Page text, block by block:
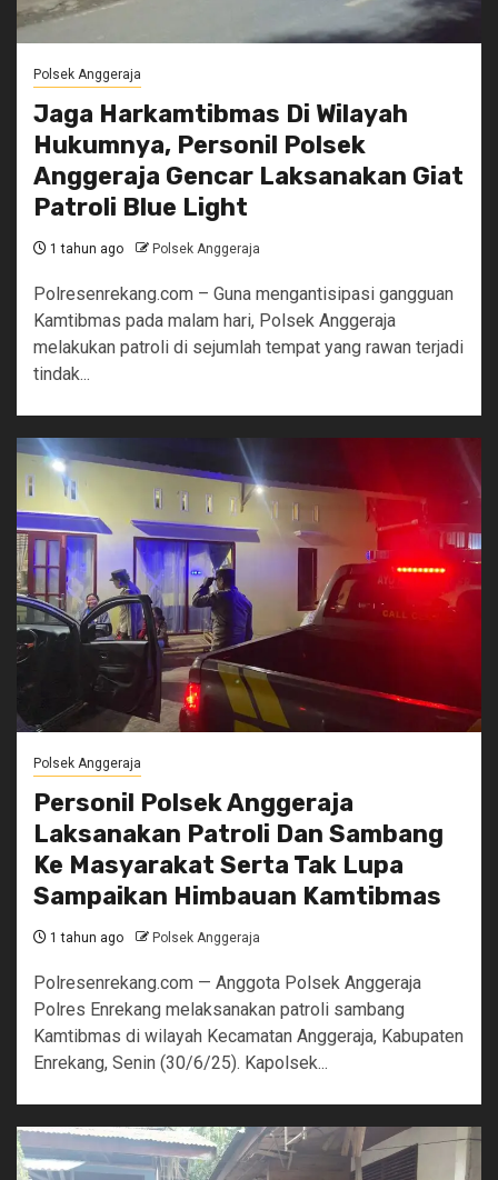
Polsek Anggeraja
Jaga Harkamtibmas Di Wilayah
Hukumnya, Personil Polsek
Anggeraja Gencar Laksanakan Giat
Patroli Blue Light
1 tahun ago Polsek Anggeraja
Polresenrekang.com – Guna mengantisipasi gangguan
Kamtibmas pada malam hari, Polsek Anggeraja
melakukan patroli di sejumlah tempat yang rawan terjadi
tindak...
Polsek Anggeraja
Personil Polsek Anggeraja
Laksanakan Patroli Dan Sambang
Ke Masyarakat Serta Tak Lupa
Sampaikan Himbauan Kamtibmas
1 tahun ago Polsek Anggeraja
Polresenrekang.com — Anggota Polsek Anggeraja
Polres Enrekang melaksanakan patroli sambang
Kamtibmas di wilayah Kecamatan Anggeraja, Kabupaten
Enrekang, Senin (30/6/25). Kapolsek...